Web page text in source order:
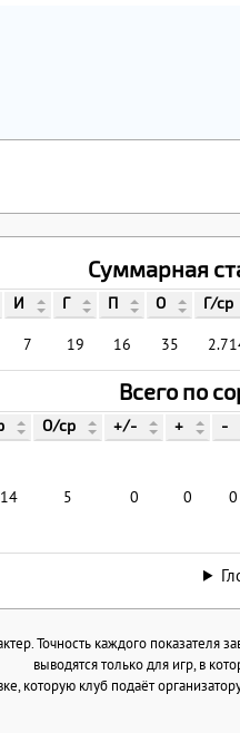
Суммарная
И Г П О Г/ср
7 19 16 35
Всего по
О/ср +/- + -
5 0 0 0
Точность каждого показателя
выводятся только для игр, в
которую клуб подаёт